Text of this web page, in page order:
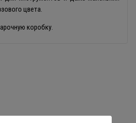
цвета.
коробку.